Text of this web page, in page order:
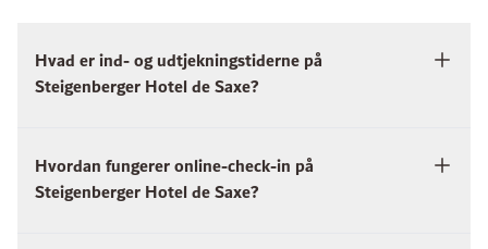
Hvad er ind- og udtjekningstiderne på
Steigenberger Hotel de Saxe?
Hvordan fungerer online-check-in på
Steigenberger Hotel de Saxe?